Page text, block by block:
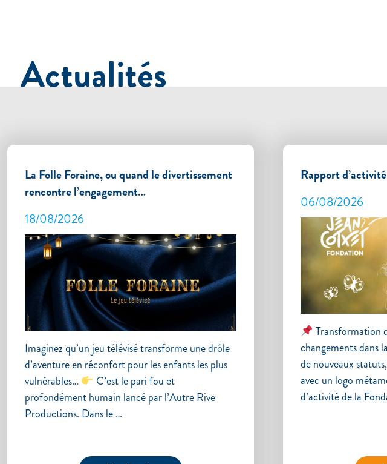
Actualités
La Folle Foraine, ou quand le divertissement
rencontre l’engagement…
18/08/2026
Imaginez qu’un jeu télévisé transforme une drôle
d’aventure en réconfort pour les enfants les plus
vulnérables…
C’est le pari fou et
profondément humain lancé par l’Autre Rive
Productions. Dans le …
Rapport
06/08/2026
Transformation
changements dans
de nouveaux
avec un logo
d’activité de la